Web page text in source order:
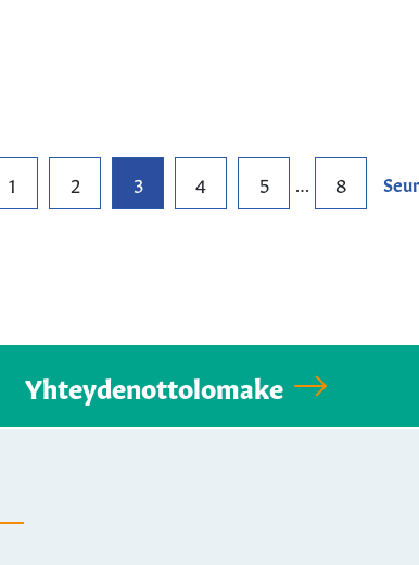
1 2 3 4 5 8
Yhteydenottolomake